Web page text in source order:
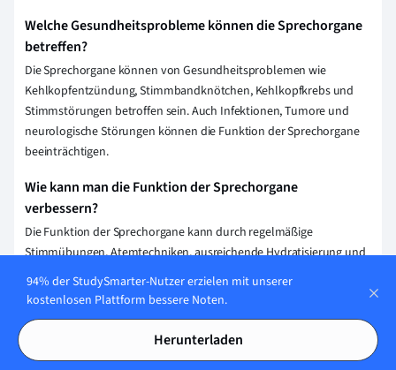
Welche Gesundheitsprobleme können die Sprechorgane
betreffen?
Die Sprechorgane können von Gesundheitsproblemen wie
Kehlkopfentzündung, Stimmbandknötchen, Kehlkopfkrebs und
Stimmstörungen betroffen sein. Auch Infektionen, Tumore und
neurologische Störungen können die Funktion der Sprechorgane
beeinträchtigen.
Wie kann man die Funktion der Sprechorgane
verbessern?
Die Funktion der Sprechorgane kann durch regelmäßige
Stimmübungen, Atemtechniken, ausreichende Hydratisierung und
Vermeidung von Stimmbelastungen wie Rauchen verbessert
werden. Professionelle Anleitung durch Logopäden kann ebenfalls
Wie werden Erkrankungen der Sprechorgane
94% der StudySmarter-Nutzer erzielen mit unserer
kostenlosen Plattform bessere Noten.
Herunterladen